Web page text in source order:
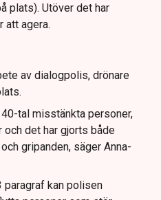
plats). Utöver det har
att agera.
av dialogpolis, drönare
tal misstänkta personer,
det har gjorts både
gripanden, säger Anna-
kan polisen